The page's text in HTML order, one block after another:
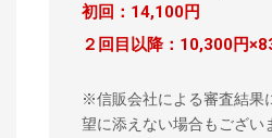
初回：14,100円
２回目以降：10,300円
※信販会社による審査結果
望に添えない場合もござい